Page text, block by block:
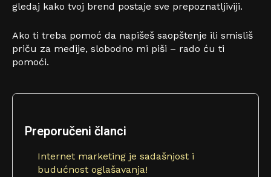
gledaj kako tvoj brend postaje sve prepoznatljiviji.
Ako ti treba pomoć da napišeš saopštenje ili smisliš
priču za medije, slobodno mi piši – rado ću ti
pomoći.
Preporučeni članci
Internet marketing je sadašnjost i
budućnost oglašavanja!